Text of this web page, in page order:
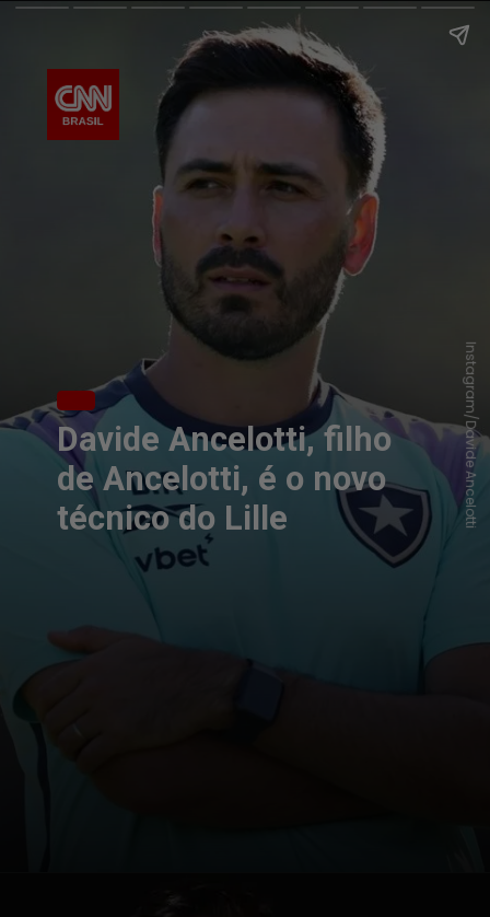
Davide Ancelotti, filho
de Ancelotti, é o novo
técnico do Lille
Instagram/Davide Ancelotti